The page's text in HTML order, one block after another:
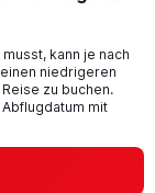
kann je nach
niedrigeren
zu buchen.
mit